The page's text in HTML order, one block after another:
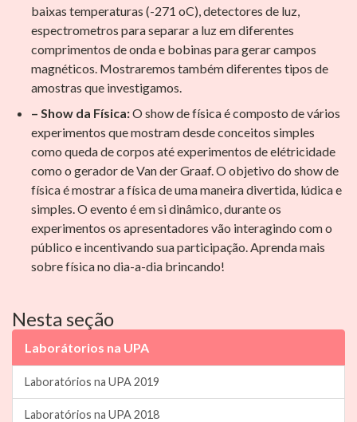
baixas temperaturas (-271 oC), detectores de luz,
espectrometros para separar a luz em diferentes
comprimentos de onda e bobinas para gerar campos
magnéticos. Mostraremos também diferentes tipos de
amostras que investigamos.
– Show da Física:O show de física é composto de vários
experimentos que mostram desde conceitos simples
como queda de corpos até experimentos de elétricidade
como o gerador de Van der Graaf. O objetivo do show de
física é mostrar a física de uma maneira divertida, lúdica e
simples. O evento é em si dinâmico, durante os
experimentos os apresentadores vão interagindo com o
público e incentivando sua participação. Aprenda mais
sobre física no dia-a-dia brincando!
Nesta seção
Laborátorios na UPA
Laboratórios na UPA 2019
Laboratórios na UPA 2018